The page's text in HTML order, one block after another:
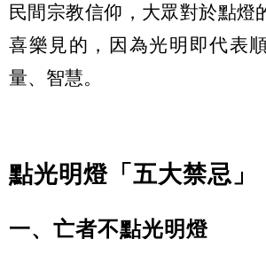
民間宗教信仰，大眾對於點燈
喜樂見的，因為光明即代表
量、智慧。
點光明燈「五大禁忌」
一、亡者不點光明燈